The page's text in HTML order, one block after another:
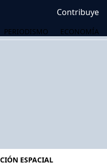
Contribuye
PERIODISMO ECONOMÍA
ESPACIAL